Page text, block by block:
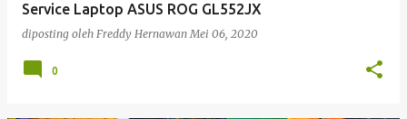
Service Laptop ASUS ROG GL552JX
diposting oleh Freddy Hernawan Mei 06, 2020
0